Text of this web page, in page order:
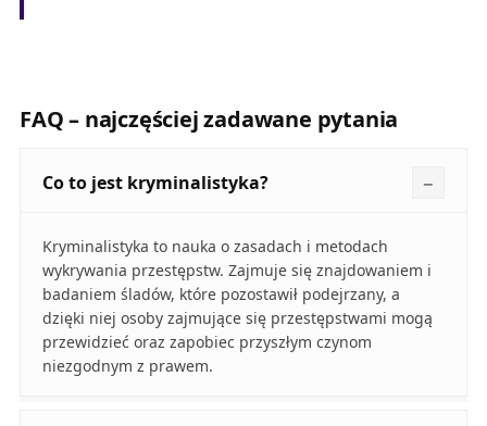
FAQ – najczęściej zadawane pytania
Co to jest kryminalistyka?
Kryminalistyka to nauka o zasadach i metodach
wykrywania przestępstw. Zajmuje się znajdowaniem i
badaniem śladów, które pozostawił podejrzany, a
dzięki niej osoby zajmujące się przestępstwami mogą
przewidzieć oraz zapobiec przyszłym czynom
niezgodnym z prawem.